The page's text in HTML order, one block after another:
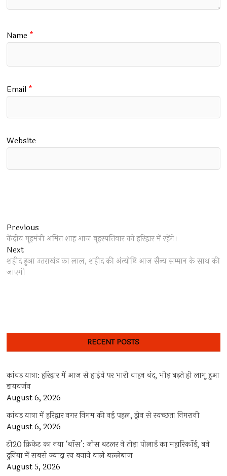
Name *
Email *
Website
Post
navigation
Previous
post:
केंद्रीय गृहमंत्री अमित शाह आज बृहस्पतिवार को हरिद्वार में रहेंगे।
NextNext
post:
शहीद हुआ उत्तराखंड का लाल, शहीद की अंत्योष्टि आज सैन्य सम्मान के साथ की
जाएगी
RECENT POSTS
कांवड़ यात्रा: हरिद्वार में आज से हाईवे पर भारी वाहन बंद, भीड़ बढ़ते ही लागू हुआ
डायवर्जन
August 6, 2026
कांवड़ यात्रा में हरिद्वार नगर निगम की नई पहल, ड्रोन से स्वच्छता निगरानी
August 6, 2026
टी20 क्रिकेट का नया ‘बॉस’: जोस बटलर ने तोड़ा पोलार्ड का महारिकॉर्ड, बने
दुनिया में सबसे ज्यादा रन बनाने वाले बल्लेबाज
August 5, 2026